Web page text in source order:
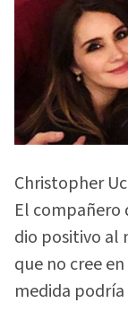
Christopher
El compañero
dio positivo al
que no cree
medida